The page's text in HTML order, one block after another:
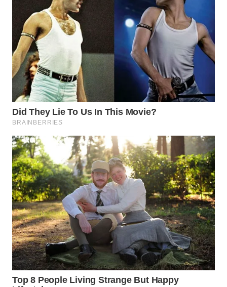
WN
INDRAMAYU
WN
KUNINGAN
WN
MAJALENGKA
WN
WN
SUKABUMI
WN
PURWAKARTA
WN
PRIANGAN
TIMUR
WN